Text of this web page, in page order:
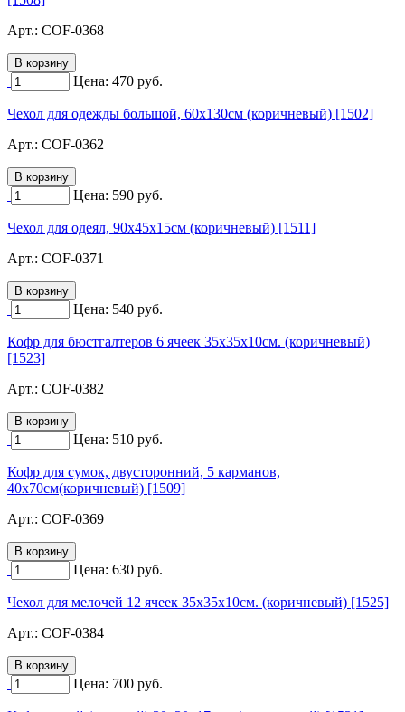
Арт.: COF-0368
Цена: 470 руб.
Чехол для одежды большой, 60х130см (коричневый) [1502]
Арт.: COF-0362
Цена: 590 руб.
Чехол для одеял, 90х45х15см (коричневый) [1511]
Арт.: COF-0371
Цена: 540 руб.
Кофр для бюстгалтеров 6 ячеек 35х35х10см. (коричневый)
[1523]
Арт.: COF-0382
Цена: 510 руб.
Кофр для сумок, двусторонний, 5 карманов,
40х70см(коричневый) [1509]
Арт.: COF-0369
Цена: 630 руб.
Чехол для мелочей 12 ячеек 35х35х10см. (коричневый) [1525]
Арт.: COF-0384
Цена: 700 руб.